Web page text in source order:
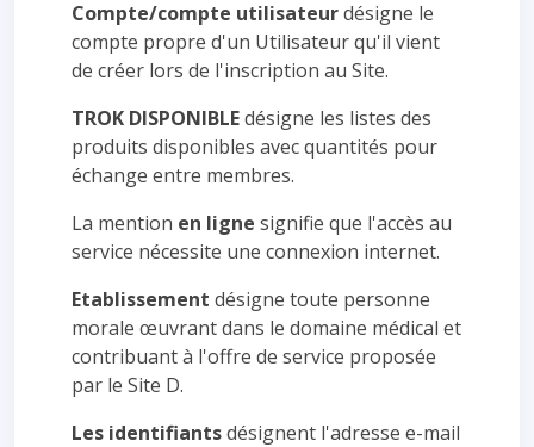
Compte/compte utilisateurdésigne le
compte propre d'un Utilisateur qu'il vient
de créer lors de l'inscription au Site.
TROK DISPONIBLEdésigne les listes des
produits disponibles avec quantités pour
échange entre membres.
La mention en ligne signifie que l'accès au
service nécessite une connexion internet.
Etablissement désigne toute personne
morale œuvrant dans le domaine médical et
contribuant à l'offre de service proposée
par le Site D.
Les identifiantsdésignent l'adresse e-mail